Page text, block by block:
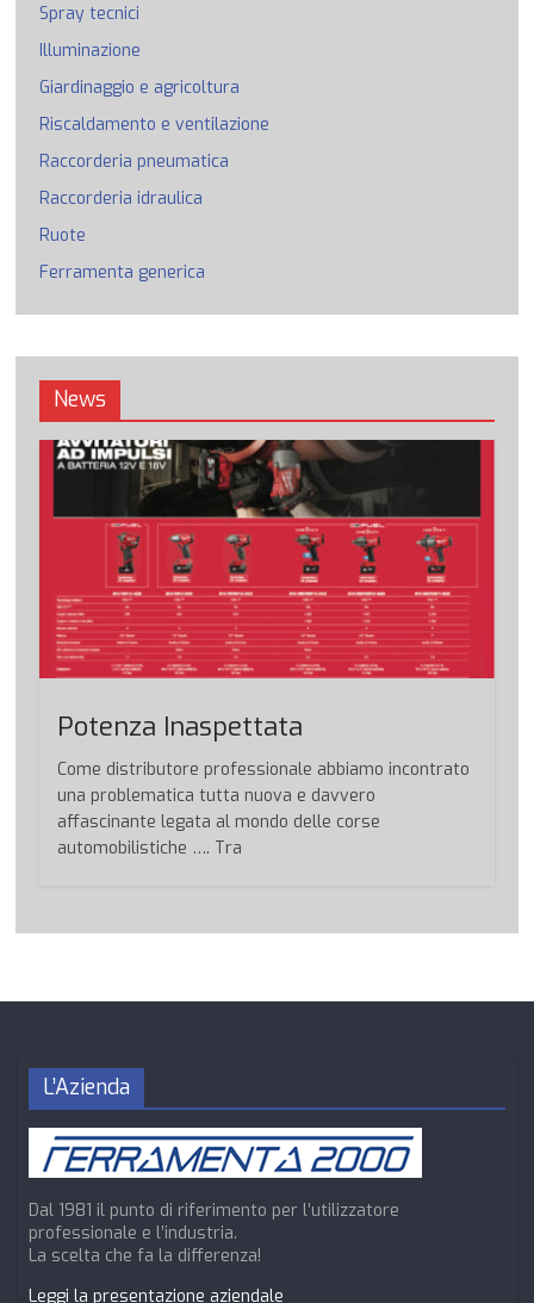
Spray tecnici
Illuminazione
Giardinaggio e agricoltura
Riscaldamento e ventilazione
Raccorderia pneumatica
Raccorderia idraulica
Ruote
Ferramenta generica
News
Potenza Inaspettata
Come distributore professionale abbiamo incontrato
una problematica tutta nuova e davvero
affascinante legata al mondo delle corse
automobilistiche …. Tra
L’Azienda
Dal 1981 il punto di riferimento per l’utilizzatore
professionale e l’industria.
La scelta che fa la differenza!
Leggi la presentazione aziendale